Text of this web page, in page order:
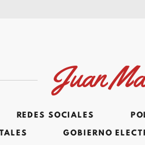
Juan
REDES SOCIALES
GOBIERNO